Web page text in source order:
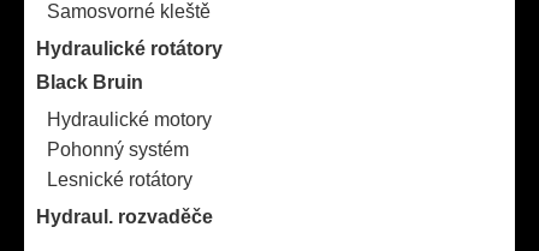
Samosvorné kleště
Hydraulické rotátory
Black Bruin
Hydraulické motory
Pohonný systém
Lesnické rotátory
Hydraul. rozvaděče